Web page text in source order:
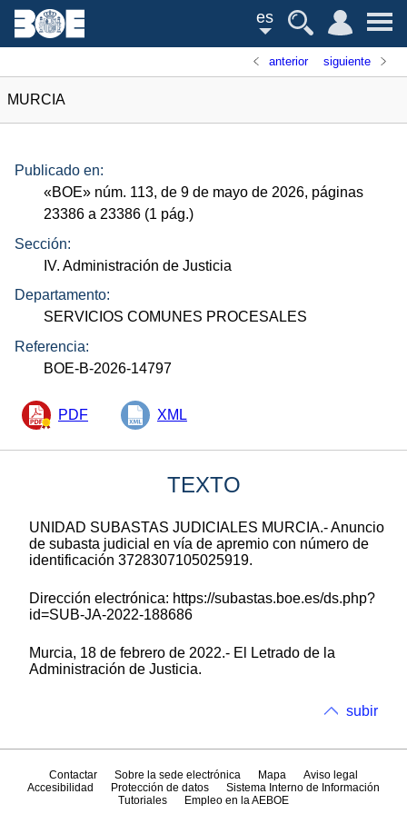
es
anterior siguiente
MURCIA
Publicado en:
«BOE» núm. 113, de 9 de mayo de 2026, páginas
23386 a 23386 (1 pág.)
Sección:
IV. Administración de Justicia
Departamento:
SERVICIOS COMUNES PROCESALES
Referencia:
BOE-B-2026-14797
PDF XML
TEXTO
UNIDAD SUBASTAS JUDICIALES MURCIA.- Anuncio
de subasta judicial en vía de apremio con número de
identificación 3728307105025919.
Dirección electrónica: https://subastas.boe.es/ds.php?
id=SUB-JA-2022-188686
Murcia, 18 de febrero de 2022.- El Letrado de la
Administración de Justicia.
subir
Contactar Sobre la sede electrónica Mapa
Aviso legal
Accesibilidad
Protección de datos
Sistema Interno de Información
Tutoriales
Empleo en la AEBOE